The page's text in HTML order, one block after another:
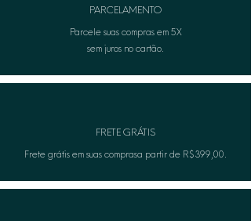
PARCELAMENTO
Parcele suas compras em 5X
sem juros no cartão.
FRETE GRÁTIS
Frete grátis em suas comprasa partir de R$399,00.